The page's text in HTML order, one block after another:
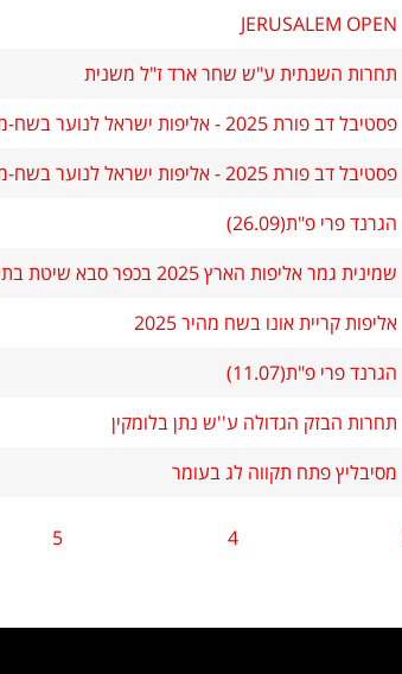
JERUSALEM OPEN
תחרות השנתית ע"ש שחר ארד ז"ל משנית
פסטיבל דב פורת 2025 - אליפות ישראל לנוער בשח-מהיר עד גיל 12
פסטיבל דב פורת 2025 - אליפות ישראל לנוער בשח-מהיר עד גיל 14
הגרנד פרי פ"ת(26.09)
שמינית גמר אליפות הארץ 2025 בכפר סבא שיטת בתים! מקצה שבת בית 6
אליפות קריית אונו בשח מהיר 2025
הגרנד פרי פ"ת(11.07)
תחרות הבזק הגדולה ע''ש נתן בלומקין
מסיבליץ פתח תקווה לג בעומר
4
5